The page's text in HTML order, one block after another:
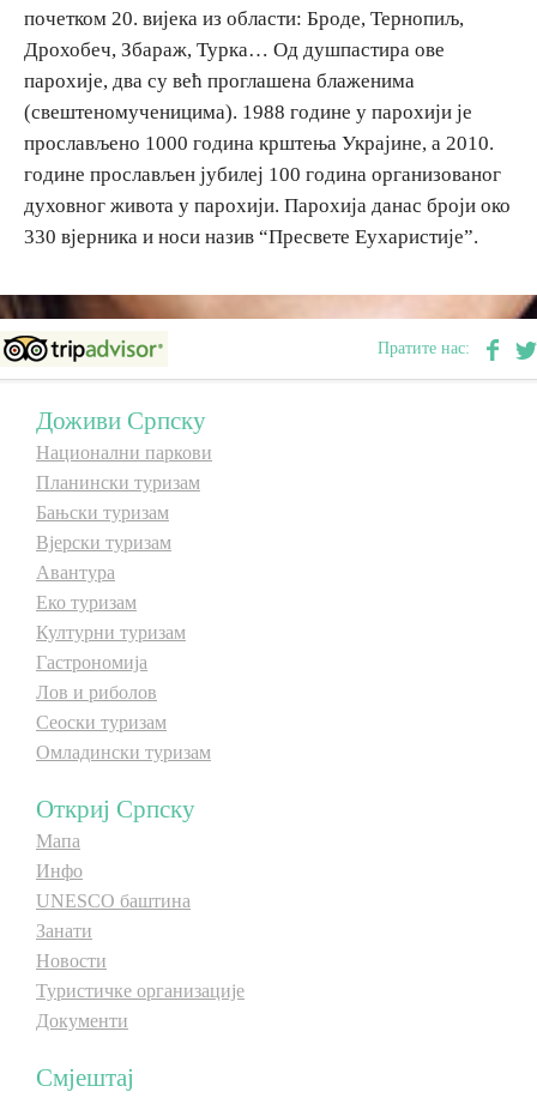
Смјештај
Мултимедија
Фото
Видео
Откриј Српску
почетком 20. вијека из области: Броде, Тернопиљ,
Дрохобеч, Збараж, Турка… Од душпастира ове
парохије, два су већ проглашена блаженима
(свештеномученицима). 1988 године у парохији је
прослављено 1000 година крштења Украјине, а 2010.
године прослављен јубилеј 100 година организованог
духовног живота у парохији. Парохија данас броји око
330 вјерника и носи назив “Пресвете Еухаристије”.
Пратите нас:
Доживи Српску
Национални паркови
Планински туризам
Бањски туризам
Вјерски туризам
Авантура
Еко туризам
Културни туризам
Гастрономија
Лов и риболов
Сеоски туризам
Омладински туризам
Откриј Српску
Мапа
Инфо
UNESCO баштина
Занати
Новости
Туристичке организације
Документи
Смјештај